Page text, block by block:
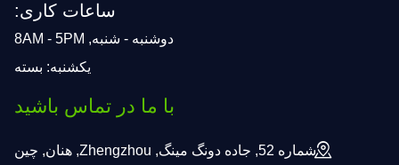
ساعات کاری:
دوشنبه - شنبه, 8AM - 5PM
یکشنبه: بسته
با ما در تماس باشید
شماره 52, جاده دونگ مینگ, Zhengzhou, هنان, چین